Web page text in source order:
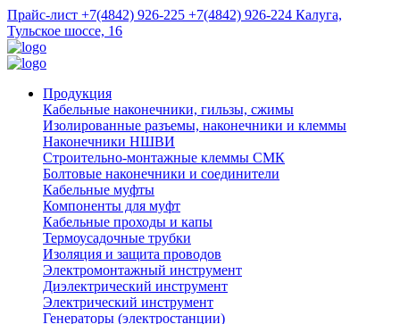
Прайс-лист +7(4842) 926-225 +7(4842) 926-224 Калуга,
Тульское шоссе, 16
Продукция
Кабельные наконечники, гильзы, сжимы
Изолированные разъемы, наконечники и клеммы
Наконечники НШВИ
Строительно-монтажные клеммы СМК
Болтовые наконечники и соединители
Кабельные муфты
Компоненты для муфт
Кабельные проходы и капы
Термоусадочные трубки
Изоляция и защита проводов
Электромонтажный инструмент
Диэлектрический инструмент
Электрический инструмент
Генераторы (электростанции)